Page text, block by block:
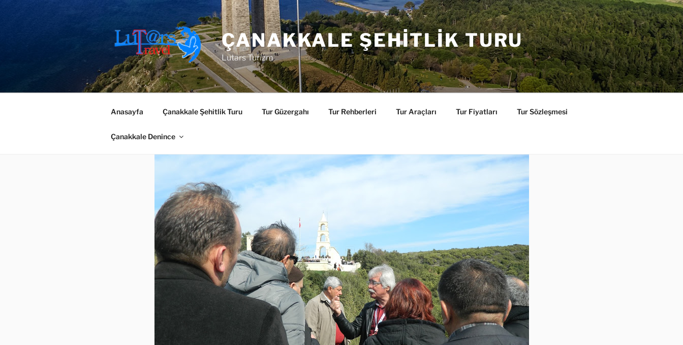
ÇANAKKALE ŞEHITLIK TURU
Lutars Turizm
Anasayfa Çanakkale Şehitlik Turu Tur Güzergahı Tur Rehberleri Tur Araçları Tur Fiyatları Tur Sözleşmesi
Çanakkale Denince